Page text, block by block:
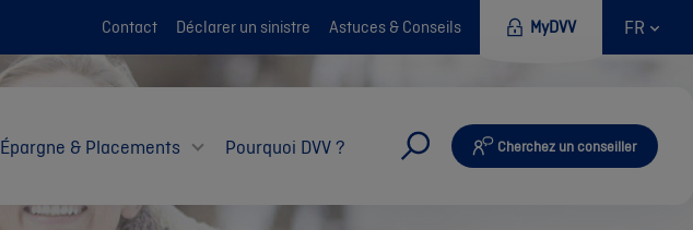
Contact Déclarer un sinistre Astuces & Conseils MyDVV FR
Épargne & Placements Pourquoi DVV ? Cherchez un conseiller